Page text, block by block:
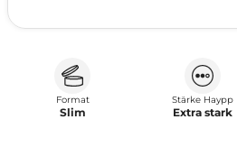
Format
Slim
Stärke Haypp
Extra stark